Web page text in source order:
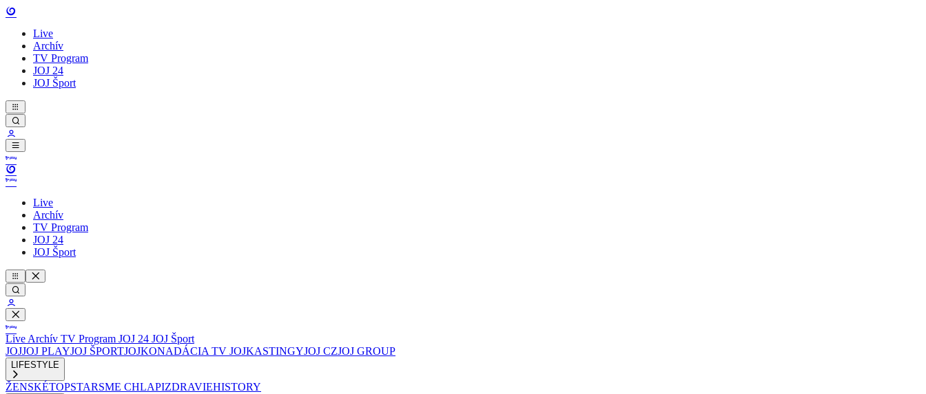
Live
Archív
TV Program
JOJ 24
JOJ Šport
Live
Archív
TV Program
JOJ 24
JOJ Šport
Live Archív TV Program JOJ 24 JOJ Šport
JOJJOJ PLAYJOJ ŠPORTJOJKONADÁCIA TV JOJKASTINGYJOJ CZJOJ GROUP
LIFESTYLE
ŽENSKÉTOPSTARSME CHLAPIZDRAVIEHISTORY